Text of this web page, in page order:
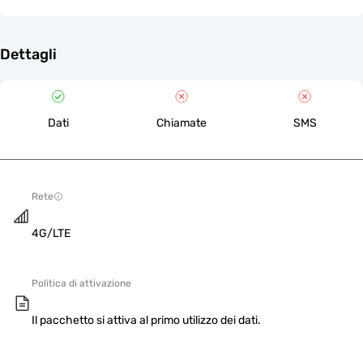
Dettagli
Dati Chiamate SMS
Rete
4G/LTE
Politica di attivazione
Il pacchetto si attiva al primo utilizzo dei dati.